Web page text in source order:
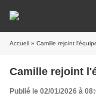
Accueil » Camille rejoint
Camille rejoint
Publié le 02/01/2026 à